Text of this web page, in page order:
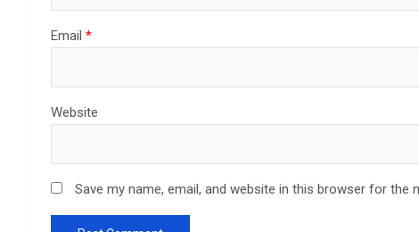
Email *
Website
Save my name, email, and website in this browser for the